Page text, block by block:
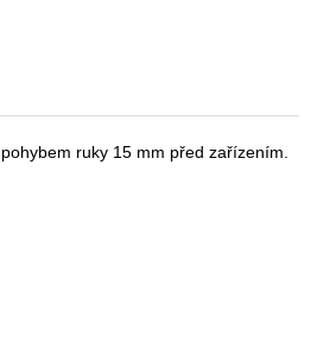
ruky 15 mm před zařízením.